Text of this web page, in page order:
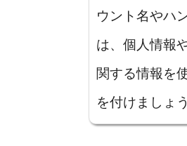
ウント名やハ
は、個人情報
関する情報を
を付けましょう